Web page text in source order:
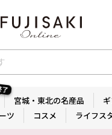
宮城・東北の名産品
ツ
コスメ ライフス